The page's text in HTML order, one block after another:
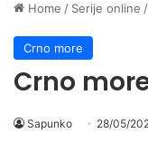
Home / Serije online /
Crno more
Crno
Sapunko 28/05/